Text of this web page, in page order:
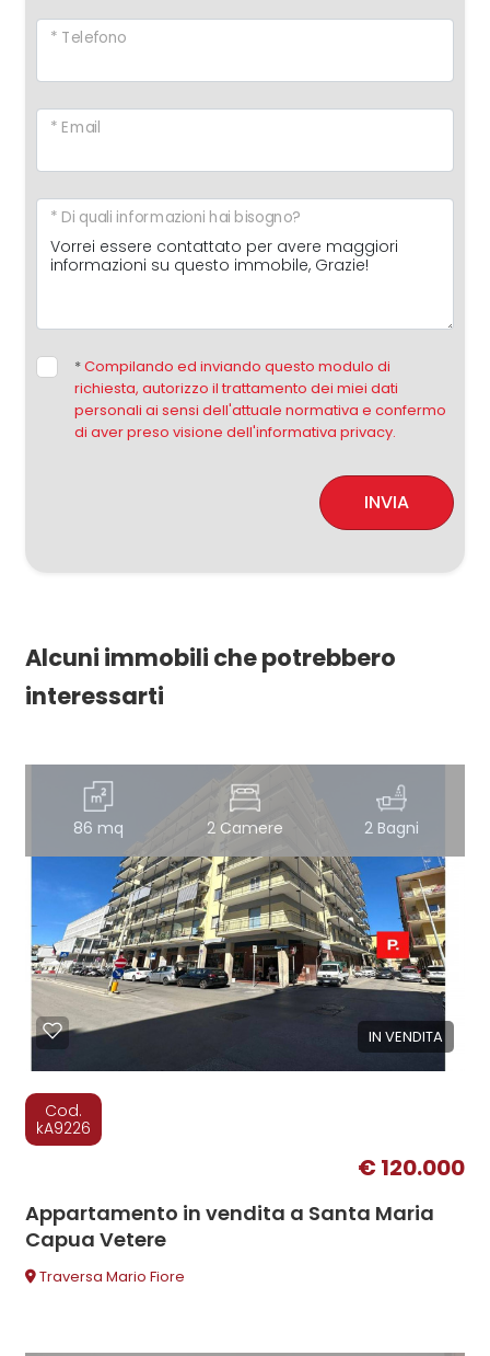
* Telefono
* Email
* Di quali informazioni hai bisogno?
*Compilando ed inviando questo modulo di
richiesta, autorizzo il trattamento dei miei dati
personali ai sensi dell'attuale normativa e confermo
di aver preso visione dell'informativa privacy.
INVIA
Alcuni immobili che potrebbero
interessarti
86 mq 2 Camere 2 Bagni
IN VENDITA
Cod.
kA9226
€ 120.000
Appartamento in vendita a Santa Maria
Capua Vetere
Traversa Mario Fiore